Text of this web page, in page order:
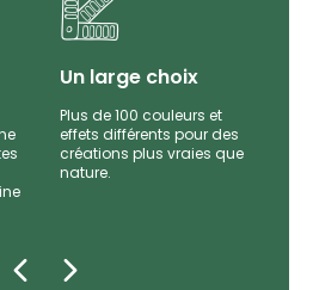
Un large choix
Plus de 100 couleurs et
effets différents pour des
créations plus vraies que
nature.